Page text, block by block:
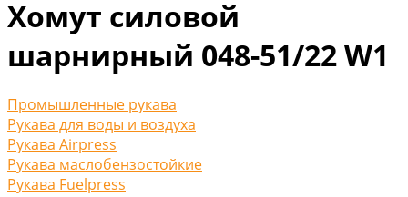
Хомут силовой
шарнирный 048-51/22 W1
Промышленные рукава
Рукава для воды и воздуха
Рукава Airpress
Рукава маслобензостойкие
Рукава Fuelpress